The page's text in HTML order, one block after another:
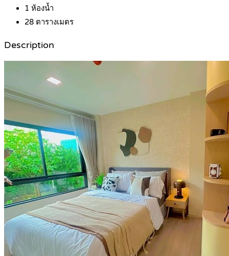
1 ห้องน้ำ
28 ตารางเมตร
Description